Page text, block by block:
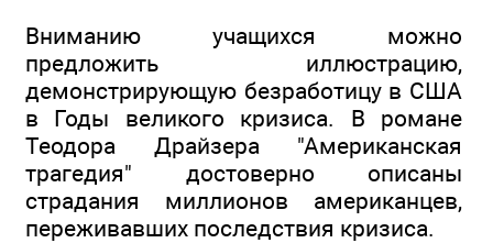
Вниманию учащихся можно
предложить иллюстрацию,
демонстрирующую безработицу в США
в Годы великого кризиса. В романе
Теодора Драйзера "Американская
трагедия" достоверно описаны
страдания миллионов американцев,
переживавших последствия кризиса.